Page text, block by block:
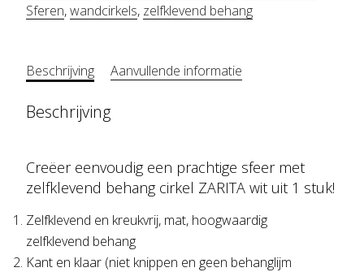
Sferen,wandcirkels, zelfklevend behang
Beschrijving Aanvullende informatie
Beschrijving
Creëer eenvoudig een prachtige sfeer met
zelfklevend behang cirkel ZARITA wit uit 1 stuk!
Zelfklevend en kreukvrij, mat, hoogwaardig
zelfklevend behang
Kant en klaar (niet knippen en geen behanglijm